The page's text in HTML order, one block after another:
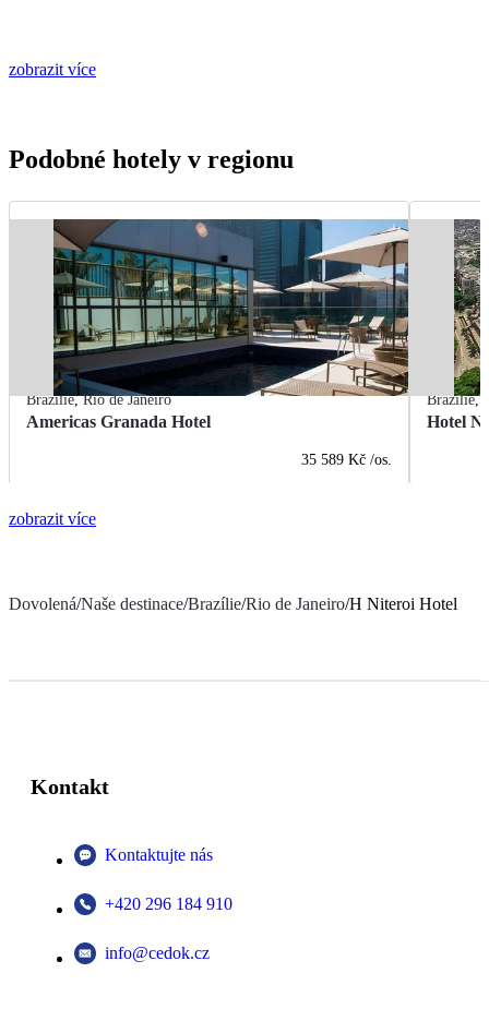
zobrazit více
Podobné hotely v regionu
Brazílie,Rio de Janeiro
Americas Granada Hotel
35 589 Kč /os.
Brazílie,
Hotel
zobrazit více
Dovolená/Naše destinace/Brazílie/Rio de Janeiro/H Niteroi Hotel
Kontakt
Kontaktujte nás
+420 296 184 910
info@cedok.cz